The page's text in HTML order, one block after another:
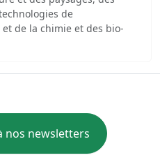
de
et de la chimie et des bio-
nos newsletters